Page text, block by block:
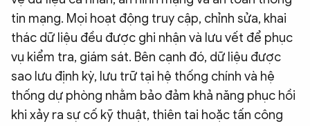
tin mạng. Mọi hoạt động truy cập, chỉnh sửa, khai
thác dữ liệu đều được ghi nhận và lưu vết để phục
vụ kiểm tra, giám sát. Bên cạnh đó, dữ liệu được
sao lưu định kỳ, lưu trữ tại hệ thống chính và hệ
thống dự phòng nhằm bảo đảm khả năng phục hồi
khi xảy ra sự cố kỹ thuật, thiên tai hoặc tấn công